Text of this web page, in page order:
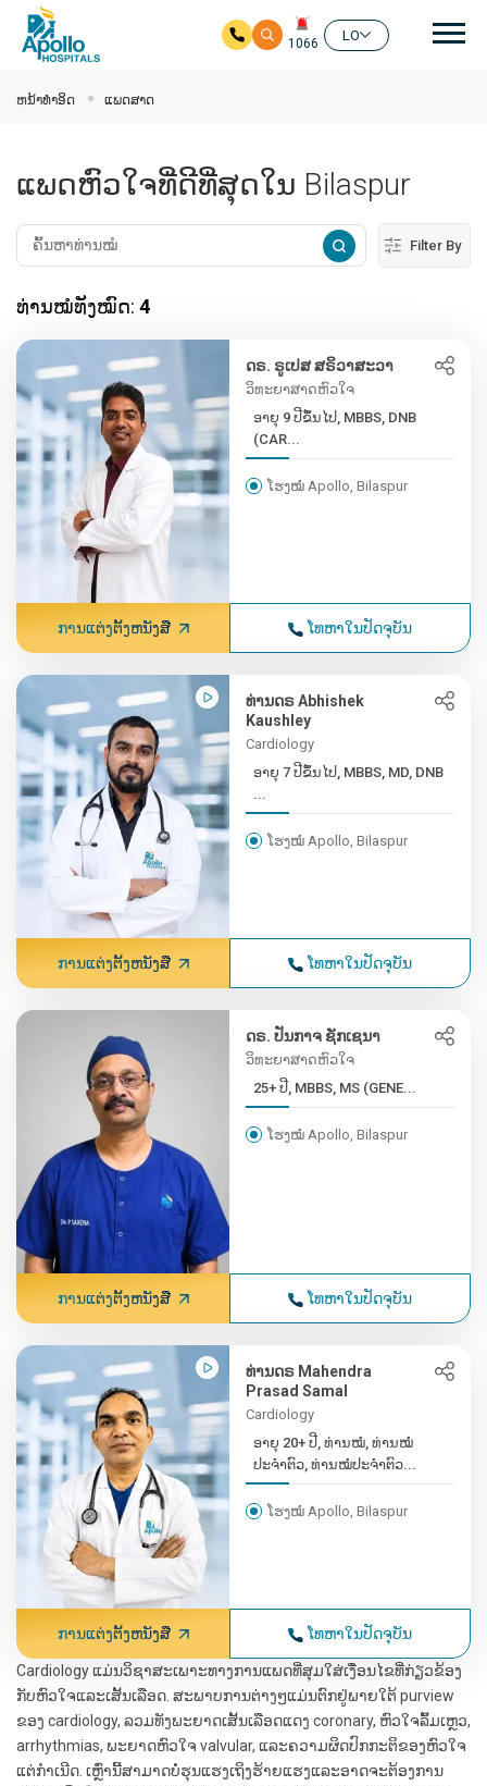
ຊີ້ນໍ
1066
LO
ຫນ້າທໍາອິດ ແພດສາດ
ແພດຫົວໃຈທີ່ດີທີ່ສຸດໃນ Bilaspur
Filter By
ທ່ານໝໍທັງໝົດ: 4
ດຣ. ຣູເປສ ສຣິວາສະວາ
ວິທະຍາສາດຫົວໃຈ
ອາຍຸ 9 ປີຂຶ້ນໄປ, MBBS, DNB
(CAR...
ໂຮງໝໍ Apollo, Bilaspur
ການແຕ່ງຕັ້ງຫນັງສື ໂທຫາໃນປັດຈຸບັນ
ທ່ານດຣ Abhishek
Kaushley
Cardiology
ອາຍຸ 7 ປີຂຶ້ນໄປ, MBBS, MD, DNB
...
ໂຮງໝໍ Apollo, Bilaspur
ການແຕ່ງຕັ້ງຫນັງສື ໂທຫາໃນປັດຈຸບັນ
ດຣ. ປັນກາຈ ຊັກເຊນາ
ວິທະຍາສາດຫົວໃຈ
25+ ປີ, MBBS, MS (GENE...
ໂຮງໝໍ Apollo, Bilaspur
ການແຕ່ງຕັ້ງຫນັງສື ໂທຫາໃນປັດຈຸບັນ
ທ່ານດຣ Mahendra
Prasad Samal
Cardiology
ອາຍຸ 20+ ປີ, ທ່ານໝໍ, ທ່ານໝໍ
ປະຈຳຕົວ, ທ່ານໝໍປະຈຳຕົວ...
ໂຮງໝໍ Apollo, Bilaspur
ການແຕ່ງຕັ້ງຫນັງສື ໂທຫາໃນປັດຈຸບັນ
Cardiology ແມ່ນວິຊາສະເພາະທາງການແພດທີ່ສຸມໃສ່ເງື່ອນໄຂທີ່ກ່ຽວຂ້ອງ
ກັບຫົວໃຈແລະເສັ້ນເລືອດ. ສະພາບການຕ່າງໆແມ່ນຕົກຢູ່ພາຍໃຕ້ purview
ຂອງ cardiology, ລວມທັງພະຍາດເສັ້ນເລືອດແດງ coronary, ຫົວໃຈລົ້ມເຫຼວ,
arrhythmias, ພະຍາດຫົວໃຈ valvular, ແລະຄວາມຜິດປົກກະຕິຂອງຫົວໃຈ
ແຕ່ກໍາເນີດ. ເຫຼົ່ານີ້ສາມາດບໍ່ຮຸນແຮງເຖິງຮ້າຍແຮງແລະອາດຈະຕ້ອງການ